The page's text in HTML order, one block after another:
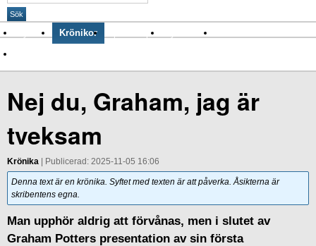
Nyheter Krönikor Sport & spel Nyhetsbrev
Nej du, Graham, jag är
tveksam
Krönika | Publicerad: 2025-11-05 16:06
Denna text är en krönika. Syftet med texten är att påverka. Åsikterna är
skribentens egna.
Man upphör aldrig att förvånas, men i slutet av
Graham Potters presentation av sin första